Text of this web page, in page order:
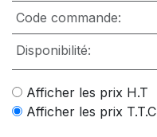
Code commande:
Disponibilité:
Afficher les prix H.T
Afficher les prix T.T.C